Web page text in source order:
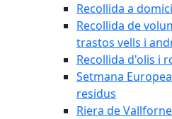
Recollida a
Recollida de
trastos vells i
Recollida d'olis i
Setmana
residus
Riera de